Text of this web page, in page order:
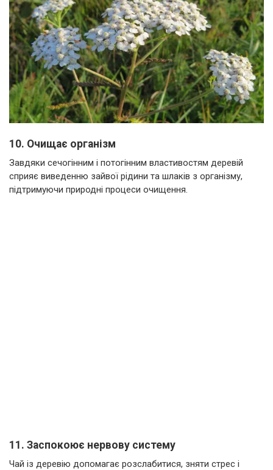
10. Очищає організм
Завдяки сечогінним і потогінним властивостям деревій
сприяє виведенню зайвої рідини та шлаків з організму,
підтримуючи природні процеси очищення.
11. Заспокоює нервову систему
Чай із деревію допомагає розслабитися, зняти стрес і